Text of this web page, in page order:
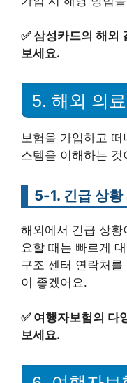
✅삼성카드의 해외
보세요.
5. 해외 의
보험을 가입하고
스템을 이해하는 것
5-1. 긴급 상황
해외에서 긴급 상
요할 때는 빠르게
구조 센터 연락처
이 좋겠어요.
✅ 여행자보험의 다
보세요.